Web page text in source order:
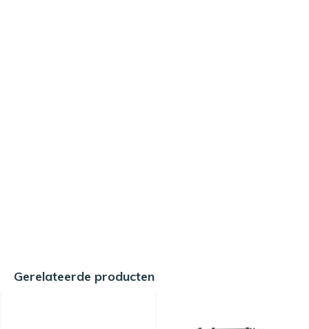
Gerelateerde producten